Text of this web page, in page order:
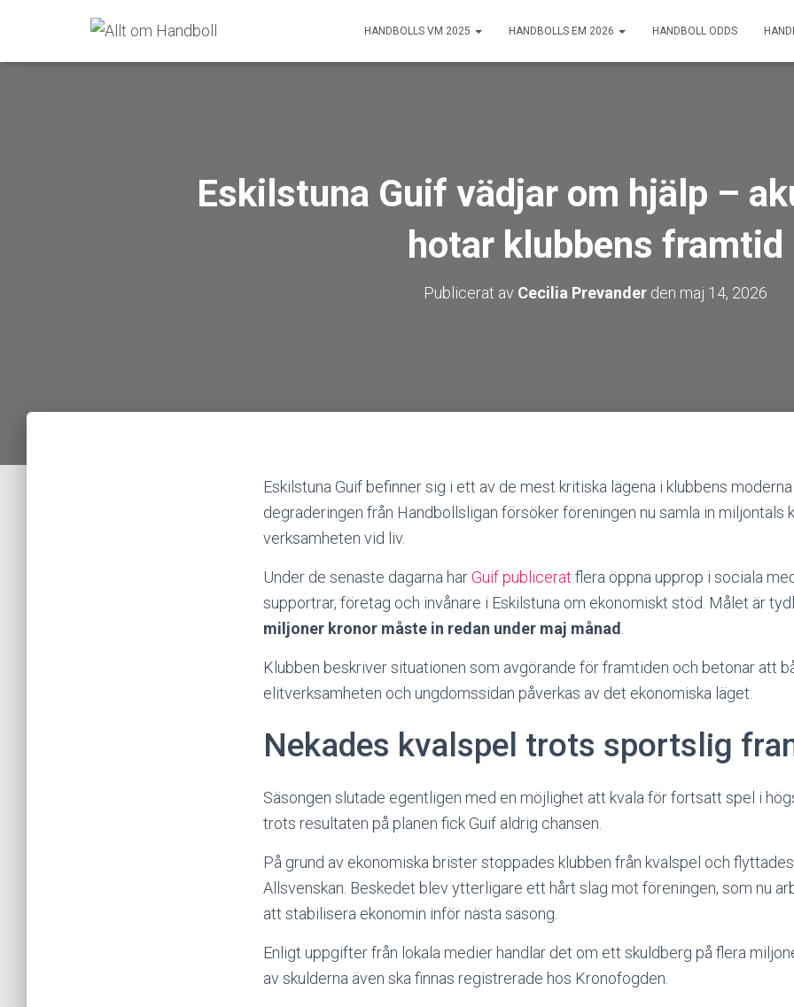
HANDBOLLS VM 2025 HANDBOLLS EM 2026 HANDBOLL ODDS
Eskilstuna Guif vädjar om hjälp –
hotar klubbens framtid
Publicerat av Cecilia Prevander den maj 14, 2026
Eskilstuna Guif befinner sig i ett av de mest kritiska lägena i klubbens
degraderingen från Handbollsligan försöker föreningen nu samla in miljontals
verksamheten vid liv.
Under de senaste dagarna harGuif publicerat flera öppna upprop i sociala
supportrar, företag och invånare i Eskilstuna om ekonomiskt stöd. Målet är
miljoner kronor måste in redan under maj månad
Klubben beskriver situationen som avgörande för framtiden och betonar att
elitverksamheten och ungdomssidan påverkas av det ekonomiska läget.
Nekades kvalspel trots sportslig
Säsongen slutade egentligen med en möjlighet att kvala för fortsatt spel i
trots resultaten på planen fick Guif aldrig chansen.
På grund av ekonomiska brister stoppades klubben från kvalspel och
Allsvenskan. Beskedet blev ytterligare ett hårt slag mot föreningen, som nu
att stabilisera ekonomin inför nästa säsong.
Enligt uppgifter från lokala medier handlar det om ett skuldberg på flera
av skulderna även ska finnas registrerade hos Kronofogden.